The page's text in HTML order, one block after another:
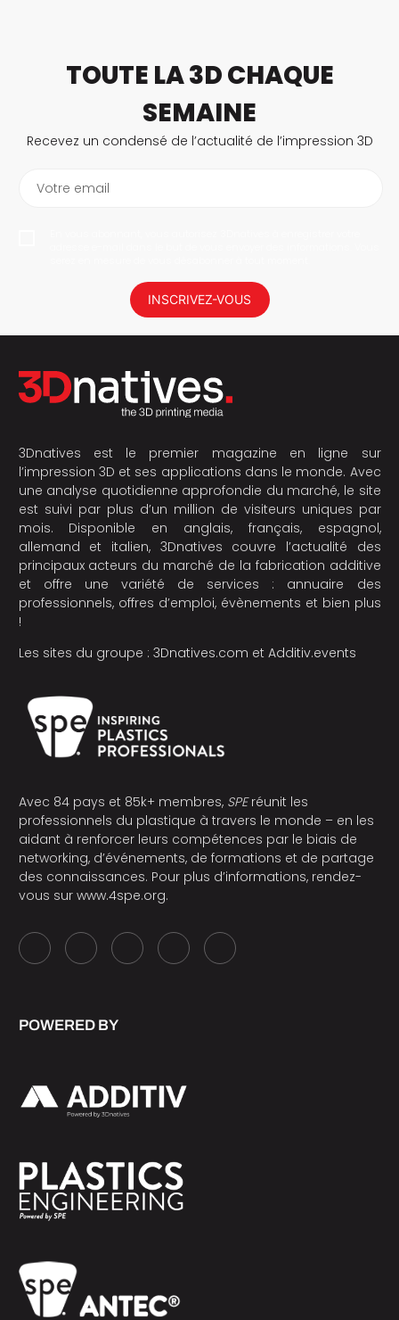
TOUTE LA 3D CHAQUE
SEMAINE
Recevez un condensé de l’actualité de l’impression 3D
Votre email
INSCRIVEZ-VOUS
3Dnatives est le premier magazine en ligne sur
l’impression 3D et ses applications dans le monde. Avec
une analyse quotidienne approfondie du marché, le site
est suivi par plus d’un million de visiteurs uniques par
mois. Disponible en anglais, français, espagnol,
allemand et italien, 3Dnatives couvre l’actualité des
principaux acteurs du marché de la fabrication additive
et offre une variété de services : annuaire des
professionnels, offres d’emploi, évènements et bien plus
!
Les sites du groupe : 3Dnatives.com et Additiv.events
Avec 84 pays et 85k+ membres, SPEréunit les
professionnels du plastique à travers le monde – en les
aidant à renforcer leurs compétences par le biais de
networking, d’événements, de formations et de partage
des connaissances. Pour plus d’informations, rendez-
vous sur www.4spe.org.
POWERED BY